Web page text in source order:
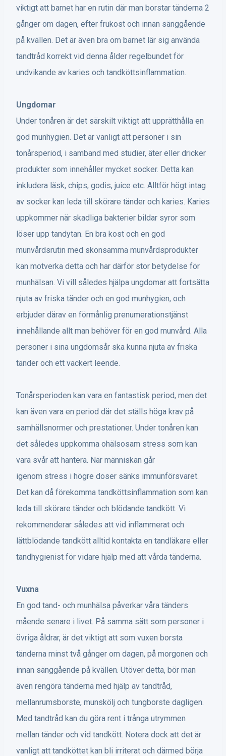
viktigt att barnet har en rutin där man borstar tänderna 2
gånger om dagen, efter frukost och innan sänggående
på kvällen. Det är även bra om barnet lär sig använda
tandtråd korrekt vid denna ålder regelbundet för
undvikande av karies och tandköttsinflammation.
Ungdomar
Under tonåren är det särskilt viktigt att upprätthålla en
god munhygien. Det är vanligt att personer i sin
tonårsperiod, i samband med studier, äter eller dricker
produkter som innehåller mycket socker. Detta kan
inkludera läsk, chips, godis, juice etc. Alltför högt intag
av socker kan leda till skörare tänder och karies. Karies
uppkommer när skadliga bakterier bildar syror som
löser upp tandytan. En bra kost och en god
munvårdsrutin med skonsamma munvårdsprodukter
kan motverka detta och har därför stor betydelse för
munhälsan. Vi vill således hjälpa ungdomar att fortsätta
njuta av friska tänder och en god munhygien, och
erbjuder därav en förmånlig prenumerationstjänst
innehållande allt man behöver för en god munvård. Alla
personer i sina ungdomsår ska kunna njuta av friska
tänder och ett vackert leende.
Tonårsperioden kan vara en fantastisk period, men det
kan även vara en period där det ställs höga krav på
samhällsnormer och prestationer. Under tonåren kan
det således uppkomma ohälsosam stress som kan
vara svår att hantera. När människan går
igenom stress i högre doser sänks immunförsvaret.
Det kan då förekomma tandköttsinflammation som kan
leda till skörare tänder och blödande tandkött. Vi
rekommenderar således att vid inflammerat och
lättblödande tandkött alltid kontakta en tandläkare eller
tandhygienist för vidare hjälp med att vårda tänderna.
Vuxna
En god tand- och munhälsa påverkar våra tänders
mående senare i livet. På samma sätt som personer i
övriga åldrar, är det viktigt att som vuxen borsta
tänderna minst två gånger om dagen, på morgonen och
innan sänggående på kvällen. Utöver detta, bör man
även rengöra tänderna med hjälp av tandtråd,
mellanrumsborste, munskölj och tungborste dagligen.
Med tandtråd kan du göra rent i trånga utrymmen
mellan tänder och vid tandkött. Notera dock att det är
vanligt att tandköttet kan bli irriterat och därmed börja